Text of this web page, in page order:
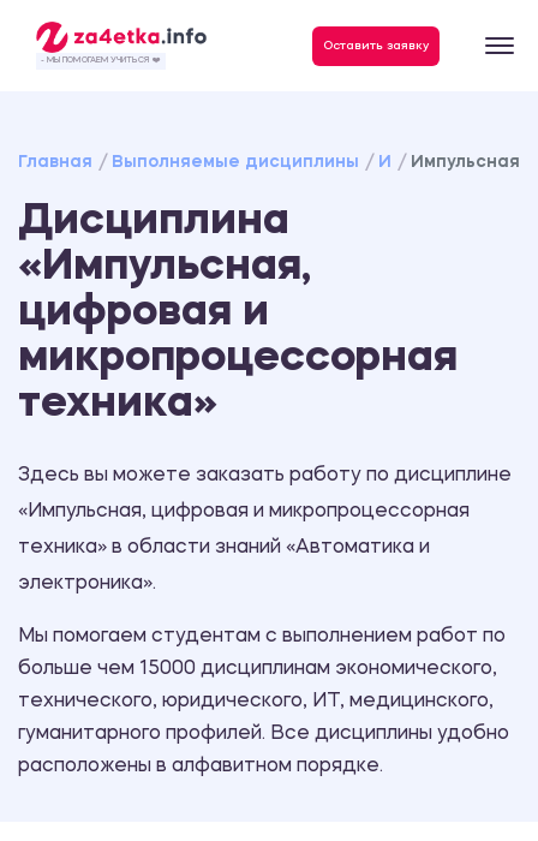
- МЫ ПОМОГАЕМ УЧИТЬСЯ ❤️
Оставить заявку
Главная Выполняемые дисциплины И Импульсная,
Дисциплина
«Импульсная,
цифровая и
микропроцессорная
техника»
Здесь вы можете заказать работу по дисциплине
«Импульсная, цифровая и микропроцессорная
техника» в области знаний «Автоматика и
электроника».
Мы помогаем студентам с выполнением работ по
больше чем 15000 дисциплинам экономического,
технического, юридического, ИТ, медицинского,
гуманитарного профилей. Все дисциплины удобно
расположены в алфавитном порядке.